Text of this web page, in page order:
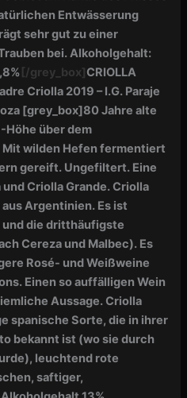
Entwässerung
sehr gut zu einer
bei. Alkoholgehalt:
[/grey_box]CRIOLLA
Criolla 2019 – I.G. Paraje
[grey_box]80 Jahre alte
Höhe über dem
wilden Hefen fermentiert
gereift. Ungefiltert. Eine
und Criolla Grande.Criolla
Argentinien. Es ist
und die dritthäufigste
Cereza und Malbec). Es
Rosé- und Weißweine
Einen so auffälligen Wein
Aussage. Criolla
spanische Sorte, die in ihrer
bekannt ist (wo sie durch
leuchtend rote
saftiger,